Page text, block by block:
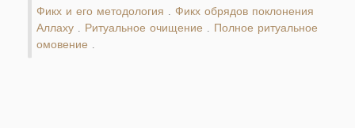
Фикх и его методология Фикх обрядов поклонения
Аллаху Ритуальное очищение Полное ритуальное
омовение